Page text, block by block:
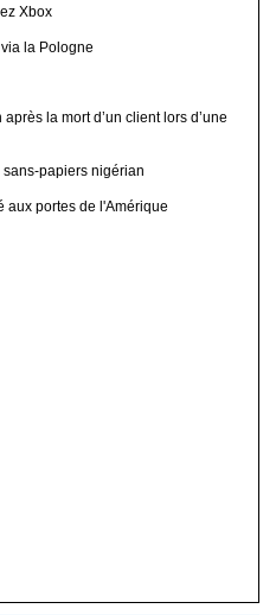
Xbox
la Pologne
la mort d’un client lors d’une
sans-papiers nigérian
aux portes de l'Amérique